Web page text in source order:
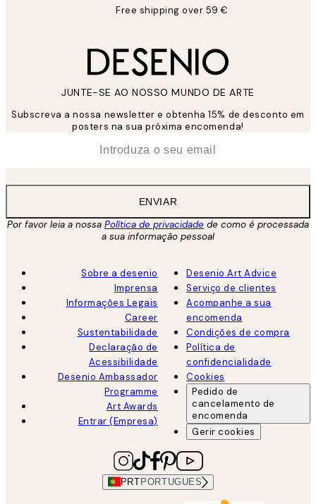
Free shipping over 59 €
JUNTE-SE AO NOSSO MUNDO DE ARTE
Subscreva a nossa newsletter e obtenha 15% de desconto em
posters na sua próxima encomenda!
ENVIAR
Por favor leia a nossa Política de privacidade de como é processada
a sua informação pessoal
Sobre a desenio
Imprensa
Informações Legais
Career
Sustentabilidade
Declaração de
Acessibilidade
Desenio Ambassador
Programme
Art Awards
Entrar (Empresa)
Desenio Art Advice
Serviço de clientes
Acompanhe a sua
encomenda
Condições de compra
Política de
confidencialidade
Cookies
Pedido de
cancelamento de
encomenda
Gerir cookies
PRT PORTUGUES